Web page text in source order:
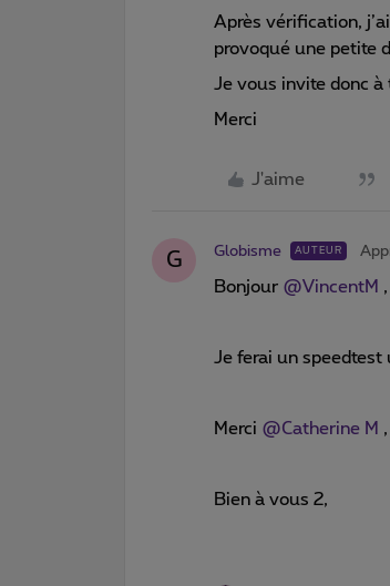
Après vérification,
provoqué une petite
Je vous invite donc à
Merci
J'aime
G Globisme AUTEUR
Bonjour @VincentM ,
Je ferai un speedtest
Merci @Catherine M
Bien à vous 2,